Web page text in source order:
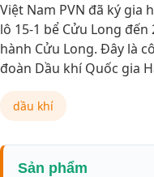
Việt Nam PVN đã ký gia
lô 15-1 bể Cửu Long
hành Cửu Long. Đây là
đoàn Dầu khí Quốc gia
dầu khí
Sản phẩm